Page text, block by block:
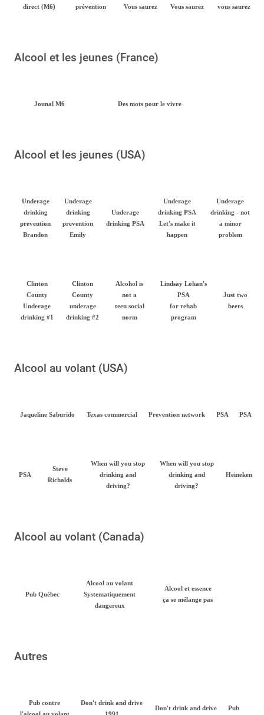
direct (M6)
prévention
Vous saurez
Vous saurez
vous saurez
Alcool et les jeunes (France)
Jounal M6 Des mots pour le vivre
Alcool et les jeunes (USA)
Underage
drinking
prevention
Brandon
Underage
drinking
prevention
Emily
Underage
drinking PSA
Underage
drinking PSA
Let's make it
happen
Underage
drinking - not
a minor
problem
Clinton
County
Underage
drinking #1
Clinton
County
underage
drinking #2
Alcohol is
not a
teen social
norm
Lindsay Lohan's
PSA
for rehab
program
Just two
beers
Alcool au volant (USA)
Jaqueline Saburido Texas commercial Prevention network PSA PSA
PSA
Steve
Richalds
When will you stop
drinking and
driving?
When will you stop
drinking and
driving?
Heineken
Alcool au volant (Canada)
Pub Québec
Alcool au volant
Systematiquement
dangereux
Alcool et essence
ça se mélange pas
Autres
Pub contre
Don't drink and drive
Don't drink and drive Pub